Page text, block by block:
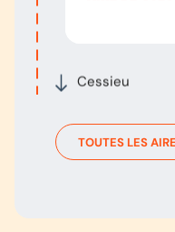
Cessieu
TOUTES LES